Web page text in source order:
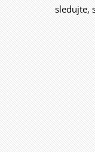
sledujte,